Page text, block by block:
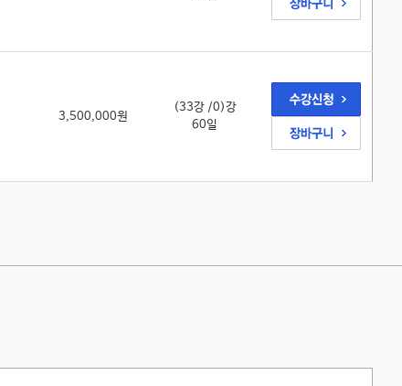
3,500,000원
(33강 /0)강
60일